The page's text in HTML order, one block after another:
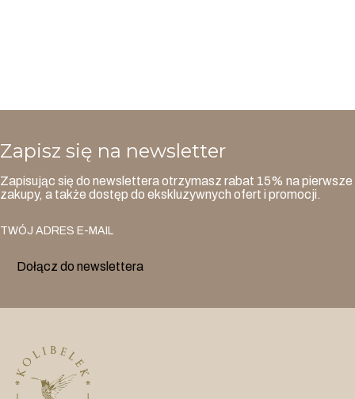
Zapisz się na newsletter
Zapisując się do newslettera otrzymasz rabat 15% na pierwsze
zakupy, a także dostęp do ekskluzywnych ofert i promocji.
TWÓJ ADRES E-MAIL
Dołącz do newslettera